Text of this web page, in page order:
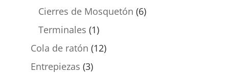
Cierres de Mosquetón (6)
Terminales (1)
Cola de ratón (12)
Entrepiezas (3)